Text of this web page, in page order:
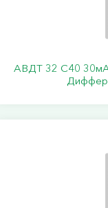
АВДТ 32 C40 30мА